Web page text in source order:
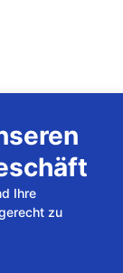
Ihre
zu